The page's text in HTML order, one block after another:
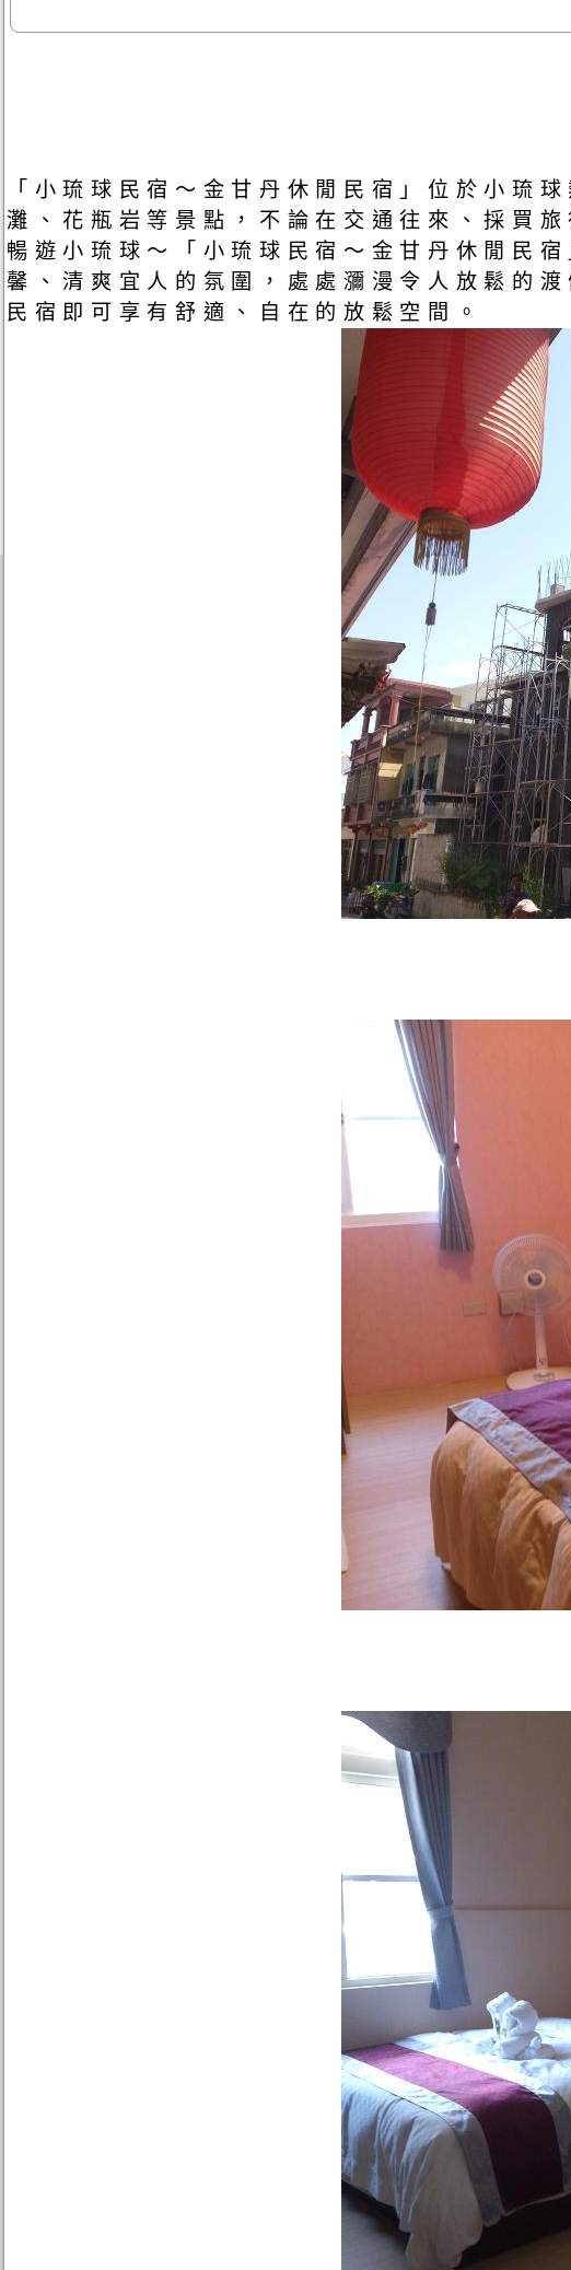
「小琉球民宿～金甘丹休閒民宿」位於小琉
灘、花瓶岩等景點，不論在交通往來、採買
暢遊小琉球～「小琉球民宿～金甘丹休閒民
馨、清爽宜人的氛圍，處處瀰漫令人放鬆的
民宿即可享有舒適、自在的放鬆空間。